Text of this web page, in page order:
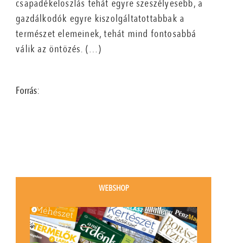
csapadékeloszlás tehát egyre szeszélyesebb, a
gazdálkodók egyre kiszolgáltatottabbak a
természet elemeinek, tehát mind fontosabbá
válik az öntözés. (…)
Forrás:
WEBSHOP